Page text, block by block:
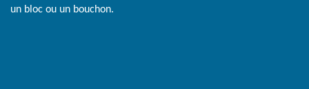
un bloc ou un bouchon.